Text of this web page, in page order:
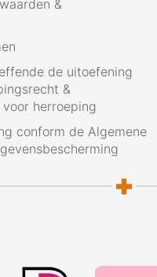
&
de uitoefening
&
herroeping
conform de Algemene